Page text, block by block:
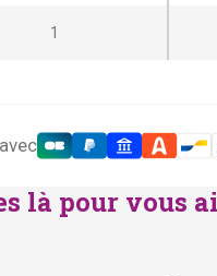
1
là pour vous